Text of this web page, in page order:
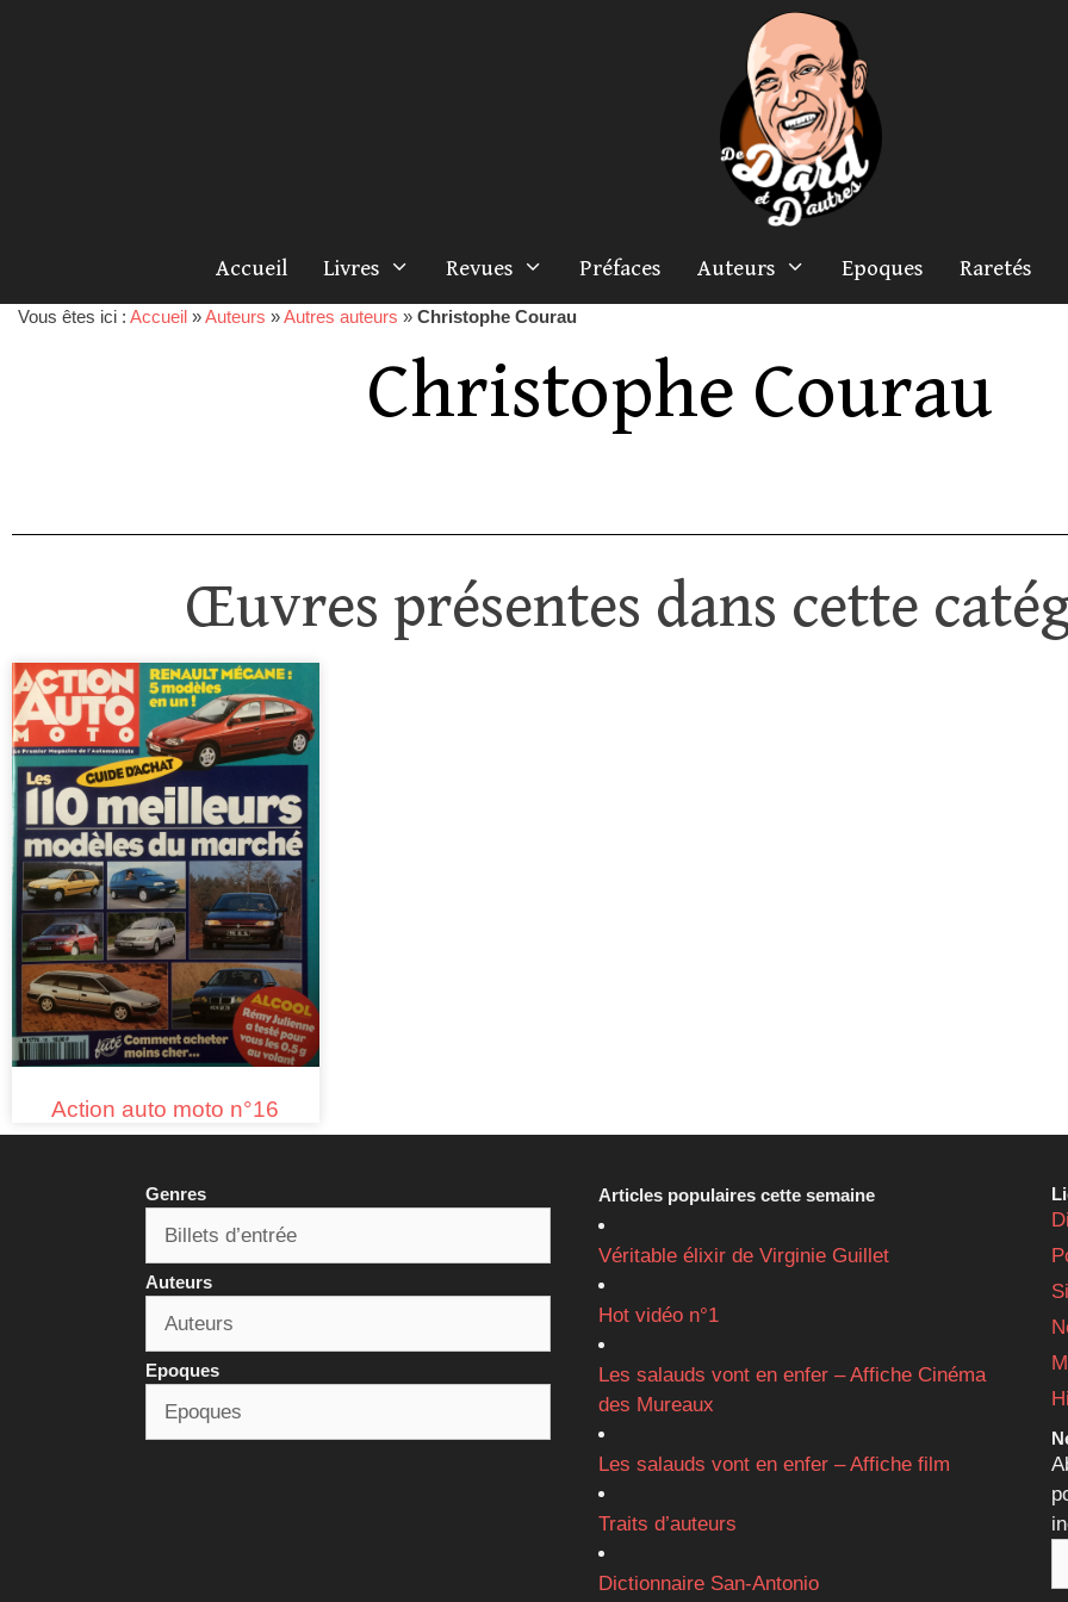
Accueil Livres Revues Préfaces Auteurs Epoques Raretés
Vous êtes ici : Accueil »Auteurs »Autres auteurs » Christophe Courau
Christophe Courau
Œuvres présentes dans cette
Action auto moto n°16
Genres
Auteurs
Epoques
Articles populaires cette semaine
Véritable élixir de Virginie Guillet
Hot vidéo n°1
Les salauds vont en enfer – Affiche Cinéma
des Mureaux
Les salauds vont en enfer – Affiche film
Traits d’auteurs
Dictionnaire San-Antonio